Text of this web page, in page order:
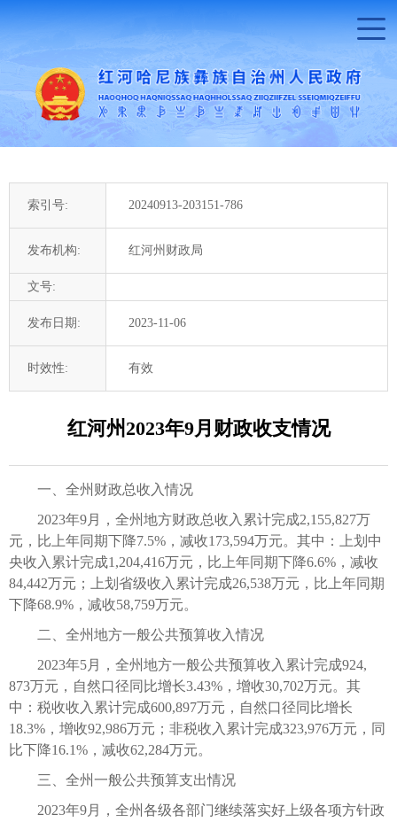
索引号: 20240913-203151-786
发布机构: 红河州财政局
文号:
发布日期: 2023-11-06
时效性: 有效
红河州2023年9月财政收支情况
一、全州财政总收入情况
2023年9月，全州地方财政总收入累计完成2,155,827万
元，比上年同期下降7.5%，减收173,594万元。其中：上划中
央收入累计完成1,204,416万元，比上年同期下降6.6%，减收
84,442万元；上划省级收入累计完成26,538万元，比上年同期
下降68.9%，减收58,759万元。
二、全州地方一般公共预算收入情况
2023年5月，全州地方一般公共预算收入累计完成924,
873万元，自然口径同比增长3.43%，增收30,702万元。其
中：税收收入累计完成600,897万元，自然口径同比增长
18.3%，增收92,986万元；非税收入累计完成323,976万元，同
比下降16.1%，减收62,284万元。
三、全州一般公共预算支出情况
2023年9月，全州各级各部门继续落实好上级各项方针政